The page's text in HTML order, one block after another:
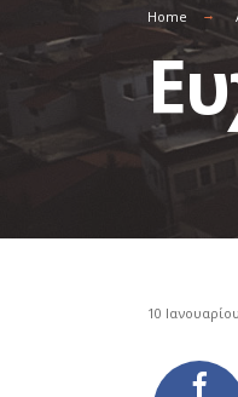
Home
10